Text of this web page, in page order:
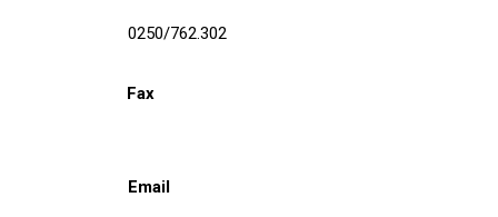
0250/762.302
Fax
Email